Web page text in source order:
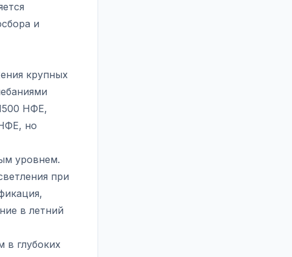
и
крупных
НФЕ,
но
уровнем.
при
в летний
в глубоких